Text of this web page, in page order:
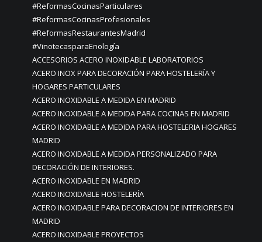
#ReformasCocinasParticulares
#ReformasCocinasProfesionales
#ReformasRestaurantesMadrid
#VinotecasparaEnología
ACCESORIOS ACERO INOXIDABLE LABORATORIOS
ACERO INOX PARA DECORACIÓN PARA HOSTELERÍA Y
HOGARES PARTICULARES
ACERO INOXIDABLE A MEDIDA EN MADRID
ACERO INOXIDABLE A MEDIDA PARA COCINAS EN MADRID
ACERO INOXIDABLE A MEDIDA PARA HOSTELERIA HOGARES
MADRID
ACERO INOXIDABLE A MEDIDA PERSONALIZADO PARA
DECORACIÓN DE INTERIORES.
ACERO INOXIDABLE EN MADRID
ACERO INOXIDABLE HOSTELERÍA
ACERO INOXIDABLE PARA DECORACION DE INTERIORES EN
MADRID
ACERO INOXIDABLE PROYECTOS